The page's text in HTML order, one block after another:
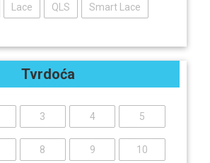
Lace QLS Smart Lace
Tvrdoća
3 4 5
8 9 10